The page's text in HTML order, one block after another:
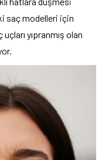
saç modelleri için
yıpranmış olan